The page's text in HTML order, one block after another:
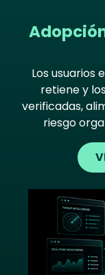
Los usuarios
retiene y
verificadas,
riesgo